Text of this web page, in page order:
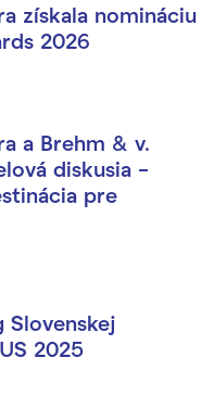
získala nomináciu
2026
a Brehm & v.
diskusia –
pre
2025